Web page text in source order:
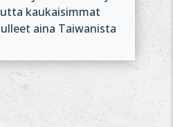
kaukaisimmat
aina Taiwanista